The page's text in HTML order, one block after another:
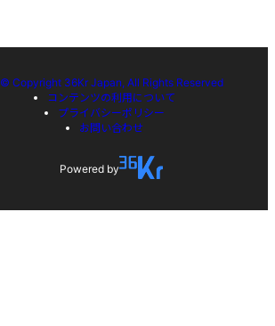
© Copyright 36Kr Japan, All Rights Reserved
コンテンツの利用について
プライバシーポリシー
お問い合わせ
Powered by